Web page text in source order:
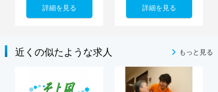
詳細を見る 詳細を見る
近くの似たような求人 もっと見る